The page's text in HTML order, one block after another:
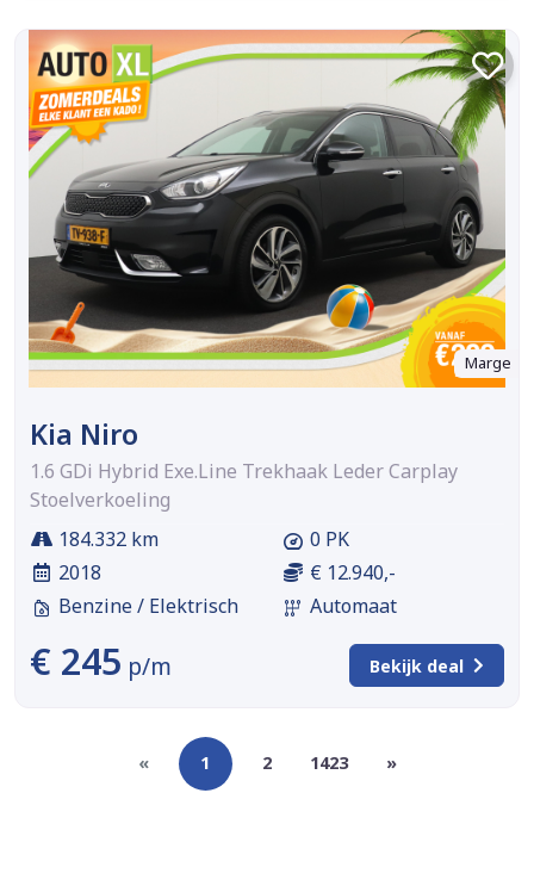
Marge
Kia Niro
1.6 GDi Hybrid Exe.Line Trekhaak Leder Carplay
Stoelverkoeling
184.332 km
2018
Benzine / Elektrisch
0 PK
€ 12.940,-
Automaat
€ 245 p/m Bekijk deal
« 1 2 1423 »